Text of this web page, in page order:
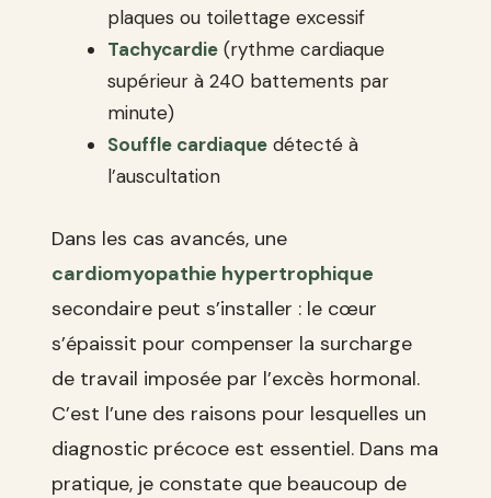
plaques ou toilettage excessif
Tachycardie (rythme cardiaque
supérieur à 240 battements par
minute)
Souffle cardiaque détecté à
l’auscultation
Dans les cas avancés, une
cardiomyopathie hypertrophique
secondaire peut s’installer : le cœur
s’épaissit pour compenser la surcharge
de travail imposée par l’excès hormonal.
C’est l’une des raisons pour lesquelles un
diagnostic précoce est essentiel. Dans ma
pratique, je constate que beaucoup de